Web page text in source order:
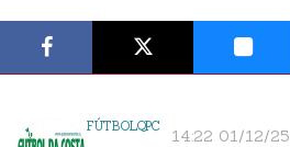
FÚTBOLQPC 14:22 01/12/25